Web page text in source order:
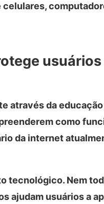
usuários
através da
como
da internet
tecnológico. Nem
ajudam usuários a